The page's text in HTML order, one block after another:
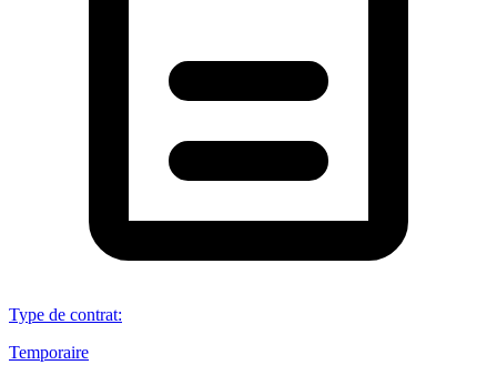
Type de contrat:
Temporaire